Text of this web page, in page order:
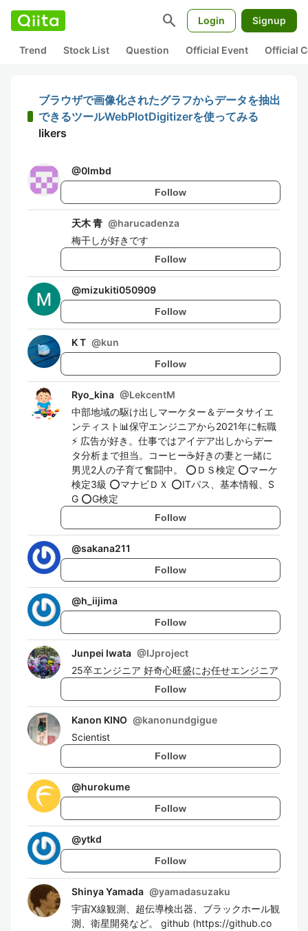
search Login Signup
Trend Stock List Question Official Event Official
ブラウザで画像化されたグラフからデータを抽出
できるツールWebPlotDigitizerを使ってみる
likers
@0lmbd
Follow
天木 青 @harucadenza
梅干しが好きです
Follow
@mizukiti050909
Follow
K T @kun
Follow
Ryo_kina @LekcentM
中部地域の駆け出しマーケター＆データサイエ
ンティスト📊保守エンジニアから2021年に転職
⚡️ 広告が好き。仕事ではアイデア出しからデー
タ分析まで担当。コーヒー☕️好きの妻と一緒に
男児2人の子育て奮闘中。 ⭕️ＤＳ検定 ⭕️マーケ
検定3級 ⭕️マナビＤＸ ⭕️ITパス、基本情報、S
G ⭕️G検定
Follow
@sakana211
Follow
@h_iijima
Follow
Junpei Iwata @IJproject
25卒エンジニア 好奇心旺盛にお任せエンジニア
Follow
Kanon KINO @kanonundgigue
Scientist
Follow
@hurokume
Follow
@ytkd
Follow
Shinya Yamada @yamadasuzaku
宇宙X線観測、超伝導検出器、ブラックホール観
測、衛星開発など。 github (https://github.co